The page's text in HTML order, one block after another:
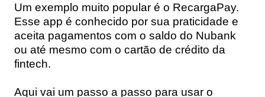
Um exemplo muito popular é o RecargaPay.
Esse app é conhecido por sua praticidade e
aceita pagamentos com o saldo do Nubank
ou até mesmo com o cartão de crédito da
fintech.
Aqui vai um passo a passo para usar o